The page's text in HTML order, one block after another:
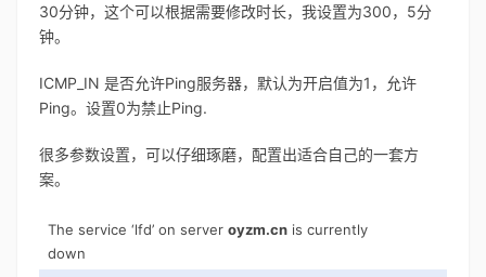
30分钟，这个可以根据需要修改时长，我设置为300，5分
钟。
ICMP_IN 是否允许Ping服务器，默认为开启值为1，允许
Ping。设置0为禁止Ping.
很多参数设置，可以仔细琢磨，配置出适合自己的一套方
案。
The service ‘lfd’ on server oyzm.cn is currently
down